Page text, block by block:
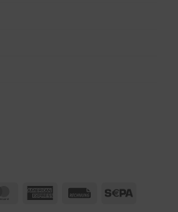
MasterCardAmerican
Rechung